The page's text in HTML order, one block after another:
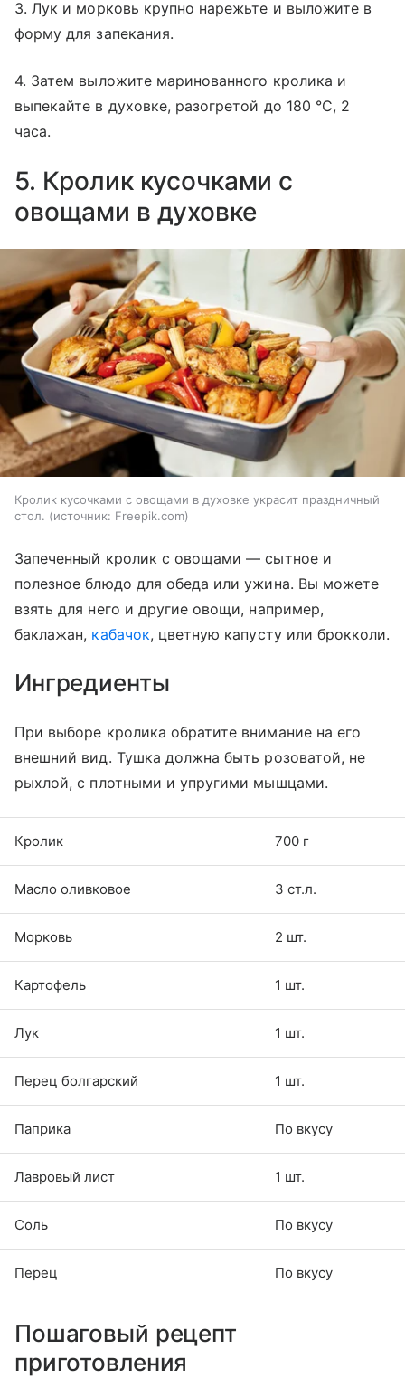
3. Лук и морковь крупно нарежьте и выложите в
форму для запекания.
4. Затем выложите маринованного кролика и
выпекайте в духовке, разогретой до 180 °C, 2
часа.
5. Кролик кусочками с
овощами в духовке
Кролик кусочками с овощами в духовке украсит праздничный
стол.
источник: Freepik.com
Запеченный кролик с овощами — сытное и
полезное блюдо для обеда или ужина. Вы можете
взять для него и другие овощи, например,
баклажан, кабачок, цветную капусту или брокколи.
Ингредиенты
При выборе кролика обратите внимание на его
внешний вид. Тушка должна быть розоватой, не
рыхлой, с плотными и упругими мышцами.
Кролик 700 г
Масло оливковое 3 ст.л.
Морковь 2 шт.
Картофель 1 шт.
Лук 1 шт.
Перец болгарский 1 шт.
Паприка По вкусу
Лавровый лист 1 шт.
Соль По вкусу
Перец По вкусу
Пошаговый рецепт
приготовления